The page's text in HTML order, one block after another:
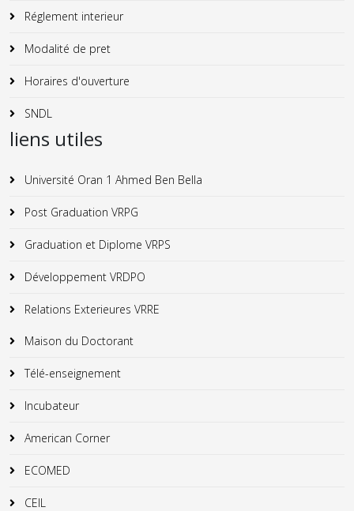
Réglement interieur
Modalité de pret
Horaires d'ouverture
SNDL
liens utiles
Université Oran 1 Ahmed Ben Bella
Post Graduation VRPG
Graduation et Diplome VRPS
Développement VRDPO
Relations Exterieures VRRE
Maison du Doctorant
Télé-enseignement
Incubateur
American Corner
ECOMED
CEIL